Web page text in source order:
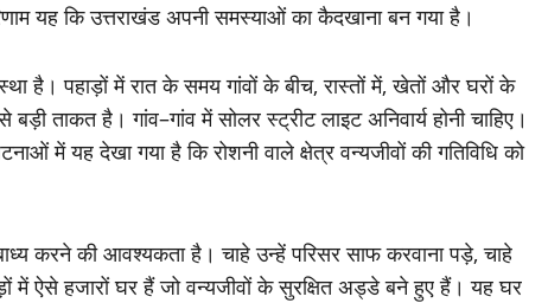
यह कि उत्तराखंड अपनी समस्याओं का कैदखाना बन गया है।
है। पहाड़ों में रात के समय गांवों के बीच, रास्तों में, खेतों और घरों के
ताकत है। गांव–गांव में सोलर स्ट्रीट लाइट अनिवार्य होनी चाहिए।
में यह देखा गया है कि रोशनी वाले क्षेत्र वन्यजीवों की गतिविधि को
करने की आवश्यकता है। चाहे उन्हें परिसर साफ करवाना पड़े, चाहे
में ऐसे हजारों घर हैं जो वन्यजीवों के सुरक्षित अड्डे बने हुए हैं। यह घर